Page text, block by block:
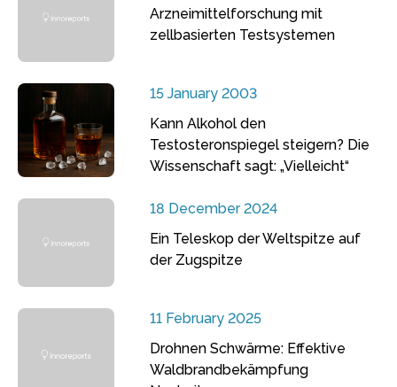
Arzneimittelforschung mit
zellbasierten Testsystemen
15 January 2003
Kann Alkohol den
Testosteronspiegel steigern? Die
Wissenschaft sagt: „Vielleicht“
18 December 2024
Ein Teleskop der Weltspitze auf
der Zugspitze
11 February 2025
Drohnen Schwärme: Effektive
Waldbrandbekämpfung